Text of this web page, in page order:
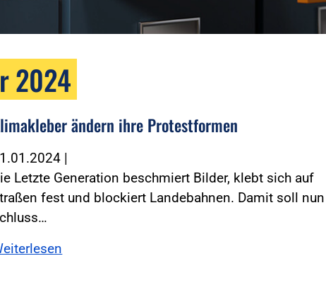
2024
ändern ihre Protestformen
|
Letzte Generation beschmiert Bilder, klebt sich auf
fest und blockiert Landebahnen. Damit soll nun